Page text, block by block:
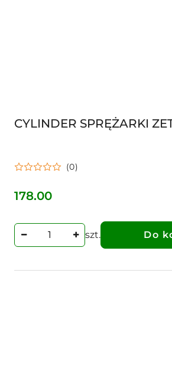
CYLINDER SPRĘŻARKI
(0)
Cena:
178.00
szt. Do